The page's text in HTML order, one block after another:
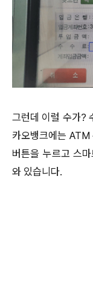
그런데 이럴 수가?
카오뱅크에는
버튼을 누르고 스
와 있습니다.